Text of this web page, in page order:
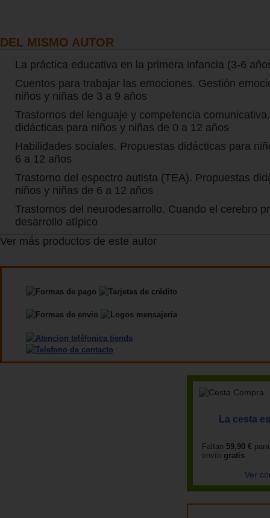
DEL MISMO AUTOR
La práctica educativa en la primera infancia (3-6
Cuentos para trabajar las emociones. Gestión
niños y niñas de 3 a 9 años
Trastornos del lenguaje y competencia
didácticas para niños y niñas de 0 a 12 años
Habilidades sociales. Propuestas didácticas para
6 a 12 años
Trastorno del espectro autista (TEA). Propuestas
niños y niñas de 6 a 12 años
Trastornos del neurodesarrollo. Cuando el cerebro
desarrollo atípico
Ver más productos de este autor
La cesta
Faltan 59,90 €
envío gratis
Ver